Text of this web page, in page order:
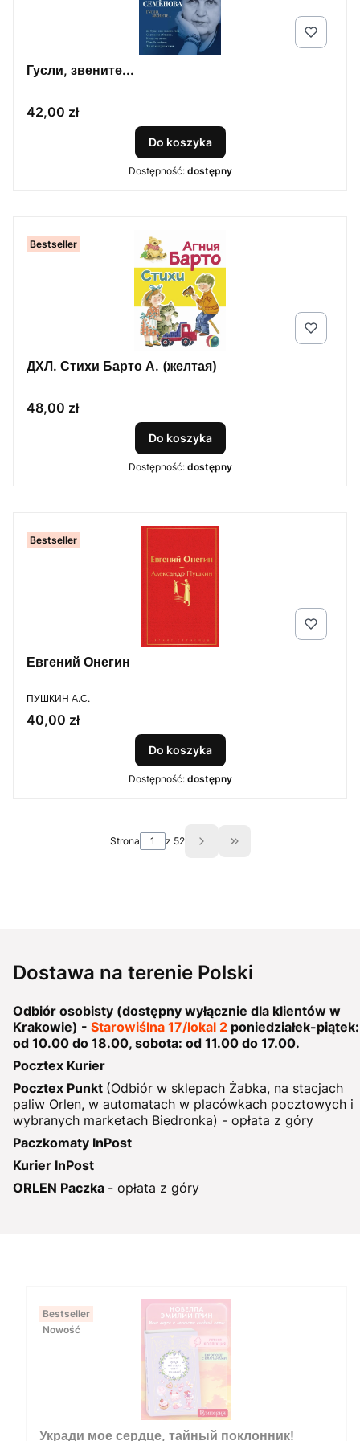
Гусли, звените...
Cena
42,00 zł
Do koszyka
Dostępność: dostępny
Bestseller
ДХЛ. Стихи Барто А. (желтая)
Cena
48,00 zł
Do koszyka
Dostępność: dostępny
Bestseller
Евгений Онегин
PRODUCENT
ПУШКИН А.С.
Cena
40,00 zł
Do koszyka
Dostępność: dostępny
Strona z 52 Przejdź do ostatniej
Dostawa na terenie Polski
Odbiór osobisty (dostępny wyłącznie dla klientów w
Krakowie) - Starowiślna 17/lokal 2 poniedziałek-piątek:
od 10.00 do 18.00, sobota: od 11.00 do 17.00.
Pocztex Kurier
Pocztex Punkt (Odbiór w sklepach Żabka, na stacjach
paliw Orlen, w automatach w placówkach pocztowych i
wybranych marketach Biedronka) - opłata z góry
Paczkomaty InPost
Kurier InPost
ORLEN Paczka - opłata z góry
Bestseller
Nowość
Укради мое сердце, тайный поклонник!